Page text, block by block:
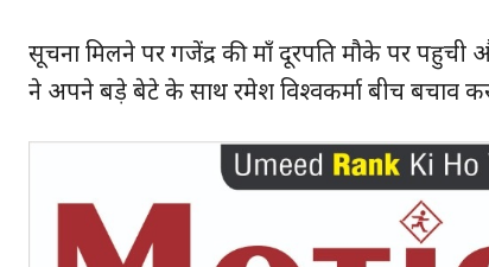
सूचना मिलने पर गजेंद्र की माँ दूरपति मौके पर पहुची
ने अपने बड़े बेटे के साथ रमेश विश्वकर्मा बीच बचाव